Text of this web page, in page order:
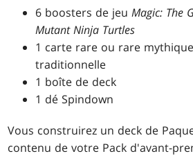
6 boosters de jeuMagic: The
Mutant Ninja Turtles
1 carte rare ou rare
traditionnelle
1 boîte de deck
1 dé Spindown
Vous construirez un deck de
contenu de votre Pack d'avant-